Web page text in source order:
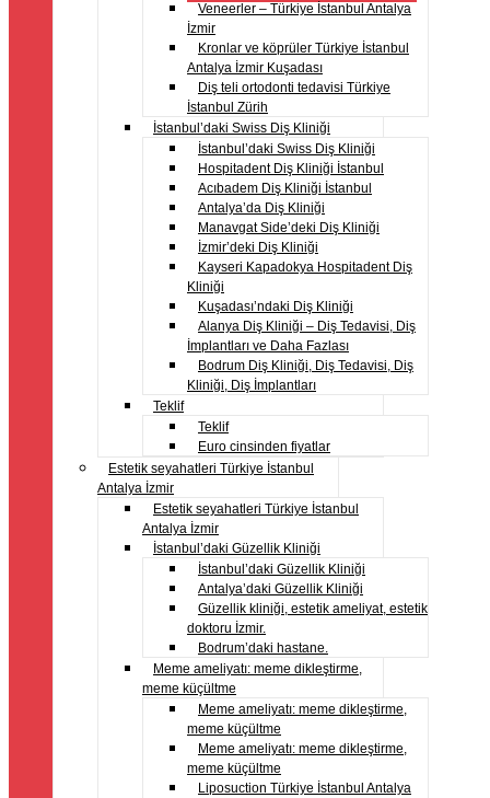
Veneerler – Türkiye İstanbul Antalya
İzmir
Kronlar ve köprüler Türkiye İstanbul
Antalya İzmir Kuşadası
Diş teli ortodonti tedavisi Türkiye
İstanbul Zürih
İstanbul’daki Swiss Diş Kliniği
İstanbul’daki Swiss Diş Kliniği
Hospitadent Diş Kliniği İstanbul
Acıbadem Diş Kliniği İstanbul
Antalya’da Diş Kliniği
Manavgat Side’deki Diş Kliniği
İzmir’deki Diş Kliniği
Kayseri Kapadokya Hospitadent Diş
Kliniği
Kuşadası’ndaki Diş Kliniği
Alanya Diş Kliniği – Diş Tedavisi, Diş
İmplantları ve Daha Fazlası
Bodrum Diş Kliniği, Diş Tedavisi, Diş
Kliniği, Diş İmplantları
Teklif
Teklif
Euro cinsinden fiyatlar
Estetik seyahatleri Türkiye İstanbul
Antalya İzmir
Estetik seyahatleri Türkiye İstanbul
Antalya İzmir
İstanbul’daki Güzellik Kliniği
İstanbul’daki Güzellik Kliniği
Antalya’daki Güzellik Kliniği
Güzellik kliniği, estetik ameliyat, estetik
doktoru İzmir.
Bodrum’daki hastane.
Meme ameliyatı: meme dikleştirme,
meme küçültme
Meme ameliyatı: meme dikleştirme,
meme küçültme
Meme ameliyatı: meme dikleştirme,
meme küçültme
Liposuction Türkiye İstanbul Antalya